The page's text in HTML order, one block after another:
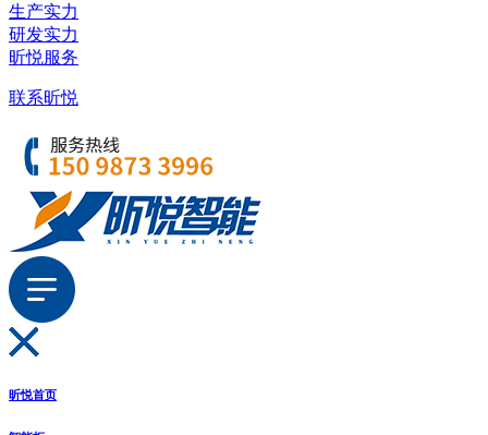
生产实力
研发实力
昕悦服务
联系昕悦
昕悦首页